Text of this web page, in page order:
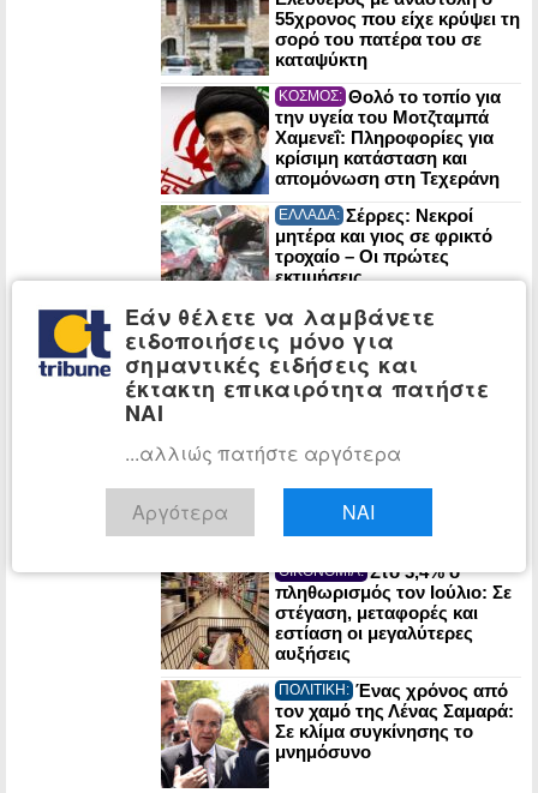
55χρονος που είχε κρύψει τη
σορό του πατέρα του σε
καταψύκτη
ΚΟΣΜΟΣ: Θολό το τοπίο για
την υγεία του Μοτζταμπά
Χαμενεΐ: Πληροφορίες για
κρίσιμη κατάσταση και
απομόνωση στη Τεχεράνη
ΕΛΛΑΔΑ: Σέρρες: Νεκροί
μητέρα και γιος σε φρικτό
τροχαίο – Οι πρώτες
εκτιμήσεις
ΠΟΛΙΤΙΚΗ:
ΠΑΣΟΚ: Έκθεση-
κόλαφος του ΟΟΣΑ διαλύει
το success story της
κυβέρνησης
ΠΟΛΙΤΙΚΗ: Στα Χανιά για
Μητσοτάκης
ΟΙΚΟΝΟΜΙΑ: Στο 3,4% ο
πληθωρισμός τον Ιούλιο: Σε
στέγαση, μεταφορές και
εστίαση οι μεγαλύτερες
αυξήσεις
ΠΟΛΙΤΙΚΗ: Ένας χρόνος από
τον χαμό της Λένας Σαμαρά:
Σε κλίμα συγκίνησης το
μνημόσυνο
Εάν θέλετε να λαμβάνετε
ειδοποιήσεις μόνο για
σημαντικές ειδήσεις και
έκτακτη επικαιρότητα πατήστε
ΝΑΙ
...αλλιώς πατήστε αργότερα
Αργότερα ΝΑΙ